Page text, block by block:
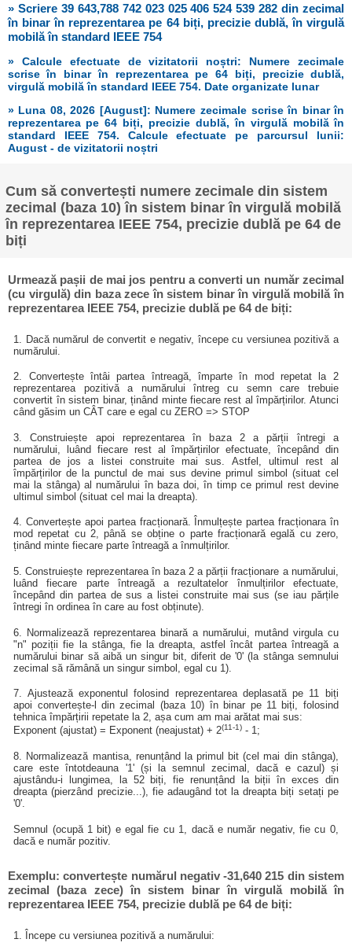
» Scriere 39 643,788 742 023 025 406 524 539 282 din zecimal
în binar în reprezentarea pe 64 biți, precizie dublă, în virgulă
mobilă în standard IEEE 754
» Calcule efectuate de vizitatorii noștri: Numere zecimale
scrise în binar în reprezentarea pe 64 biți, precizie dublă,
virgulă mobilă în standard IEEE 754. Date organizate lunar
» Luna 08, 2026 [August]: Numere zecimale scrise în binar în
reprezentarea pe 64 biți, precizie dublă, în virgulă mobilă în
standard IEEE 754. Calcule efectuate pe parcursul lunii:
August - de vizitatorii noștri
Cum să convertești numere zecimale din sistem
zecimal (baza 10) în sistem binar în virgulă mobilă
în reprezentarea IEEE 754, precizie dublă pe 64 de
biți
Urmează pașii de mai jos pentru a converti un număr zecimal
(cu virgulă) din baza zece în sistem binar în virgulă mobilă în
reprezentarea IEEE 754, precizie dublă pe 64 de biți:
1. Dacă numărul de convertit e negativ, începe cu versiunea pozitivă a
numărului.
2. Convertește întâi partea întreagă, împarte în mod repetat la 2
reprezentarea pozitivă a numărului întreg cu semn care trebuie
convertit în sistem binar, ținând minte fiecare rest al împărțirilor. Atunci
când găsim un CÂT care e egal cu ZERO => STOP
3. Construiește apoi reprezentarea în baza 2 a părții întregi a
numărului, luând fiecare rest al împărțirilor efectuate, începând din
partea de jos a listei construite mai sus. Astfel, ultimul rest al
împărțirilor de la punctul de mai sus devine primul simbol (situat cel
mai la stânga) al numărului în baza doi, în timp ce primul rest devine
ultimul simbol (situat cel mai la dreapta).
4. Convertește apoi partea fracționară. Înmulțește partea fracționara în
mod repetat cu 2, până se obține o parte fracționară egală cu zero,
ținând minte fiecare parte întreagă a înmulțirilor.
5. Construiește reprezentarea în baza 2 a părții fracționare a numărului,
luând fiecare parte întreagă a rezultatelor înmulțirilor efectuate,
începând din partea de sus a listei construite mai sus (se iau părțile
întregi în ordinea în care au fost obținute).
6. Normalizează reprezentarea binară a numărului, mutând virgula cu
"n" poziții fie la stânga, fie la dreapta, astfel încât partea întreagă a
numărului binar să aibă un singur bit, diferit de '0' (la stânga semnului
zecimal să rămână un singur simbol, egal cu 1).
7. Ajustează exponentul folosind reprezentarea deplasată pe 11 biți
apoi convertește-l din zecimal (baza 10) în binar pe 11 biți, folosind
tehnica împărțirii repetate la 2, așa cum am mai arătat mai sus:
Exponent (ajustat) = Exponent (neajustat) + 2(11-1) - 1;
8. Normalizează mantisa, renunțând la primul bit (cel mai din stânga),
care este întotdeauna '1' (și la semnul zecimal, dacă e cazul) și
ajustându-i lungimea, la 52 biți, fie renunțând la biții în exces din
dreapta (pierzând precizie...), fie adaugând tot la dreapta biți setați pe
'0'.
Semnul (ocupă 1 bit) e egal fie cu 1, dacă e număr negativ, fie cu 0,
dacă e număr pozitiv.
Exemplu: convertește numărul negativ -31,640 215 din sistem
zecimal (baza zece) în sistem binar în virgulă mobilă în
reprezentarea IEEE 754, precizie dublă pe 64 de biți:
1. Începe cu versiunea pozitivă a numărului: